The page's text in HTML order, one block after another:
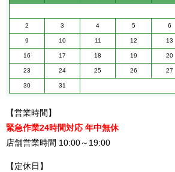
2 3 4 5 6
9 10 11 12 13
16 17 18 19 20
23 24 25 26 27
30 31
【営業時間】
緊急作業24時間対応 年中無休
店舗営業時間 10:00～19:00
【定休日】